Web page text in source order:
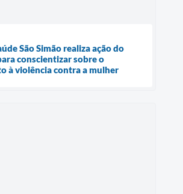
São Simão realiza ação do
conscientizar sobre o
à violência contra a mulher